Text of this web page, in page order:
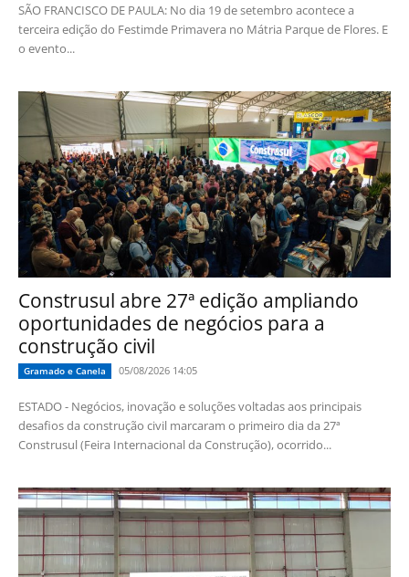
SÃO FRANCISCO DE PAULA: No dia 19 de setembro acontece a
terceira edição do Festimde Primavera no Mátria Parque de Flores. E
o evento...
Construsul abre 27ª edição ampliando
oportunidades de negócios para a
construção civil
Gramado e Canela 05/08/2026 14:05
ESTADO - Negócios, inovação e soluções voltadas aos principais
desafios da construção civil marcaram o primeiro dia da 27ª
Construsul (Feira Internacional da Construção), ocorrido...